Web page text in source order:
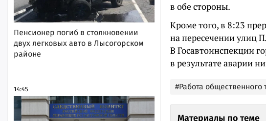
Пенсионер погиб в столкновении
двух легковых авто в Лысогорском
районе
14:45
в обе стороны.
Кроме того, в 8:23
на пересечении улиц
В Госавтоинспекции
в результате аварии
#Работа общественного
Материалы по теме